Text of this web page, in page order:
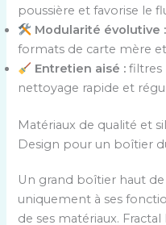
poussière et favorise le
Modularité évolutive :
formats de carte mère
Entretien aisé : filtres
nettoyage rapide et
Matériaux de qualité et
Design pour un boîtier
Un grand boîtier haut
uniquement à ses
de ses matériaux.